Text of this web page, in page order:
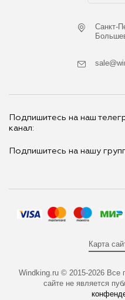
Cанкт-
Подпишитесь на наш
канал:
Подпишитесь на нашу
Windking.ru © 2015-2026 Все
сайте не является
Карта